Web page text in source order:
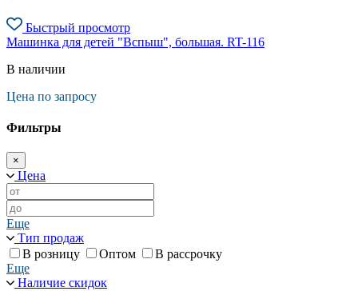
Быстрый просмотр
Машинка для детей "Вспыш", большая. RT-116
В наличии
Цена по запросу
Фильтры
×
Цена
Еще
Тип продаж
В розницу
Оптом
В рассрочку
Еще
Наличие скидок